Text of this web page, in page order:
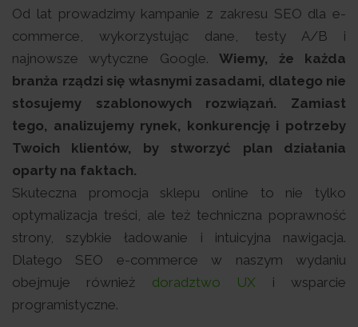
Od lat prowadzimy kampanie z zakresu SEO dla e-
commerce, wykorzystując dane, testy A/B i
najnowsze wytyczne Google.Wiemy, że każda
branża rządzi się własnymi zasadami, dlatego nie
stosujemy szablonowych rozwiązań. Zamiast
tego, analizujemy rynek, konkurencję i potrzeby
Twoich klientów, by stworzyć plan działania
oparty na faktach.
Skuteczna promocja sklepu online to nie tylko
optymalizacja treści, ale też techniczna poprawność
strony, szybkie ładowanie i intuicyjna nawigacja.
Dlatego SEO e-commerce w naszym wydaniu
obejmuje również doradztwo UX i wsparcie
programistyczne.